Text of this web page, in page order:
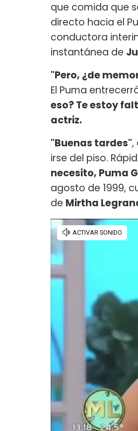
que comida que
directo hacia el
conductora
instantánea de
"Pero, ¿de
El Puma
eso? Te estoy
actriz.
"Buenas tardes",
irse del piso.
necesito, Puma
agosto de 1999,
de Mirtha